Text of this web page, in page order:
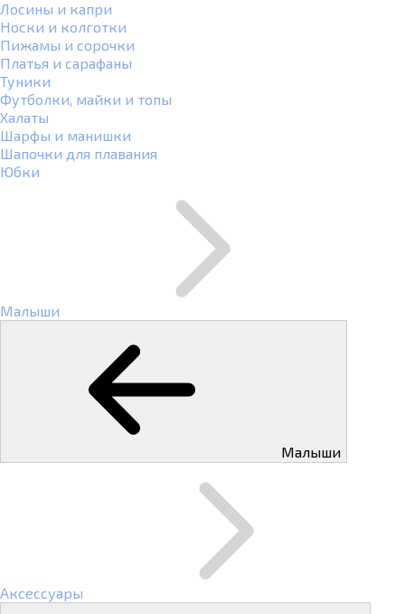
Лосины и капри
Носки и колготки
Пижамы и сорочки
Платья и сарафаны
Туники
Футболки, майки и топы
Халаты
Шарфы и манишки
Шапочки для плавания
Юбки
Малыши
Малыши
Аксессуары